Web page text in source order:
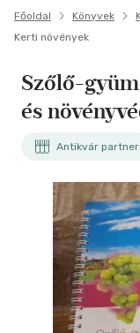
Főoldal Könyvek
Kerti növények
Szőlő-
és
Antikvár partner